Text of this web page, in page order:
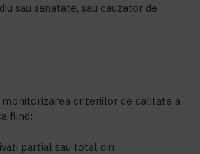
sau sanatate, sau cauzator de
criteriilor de calitate a
fiind:
partial sau total din